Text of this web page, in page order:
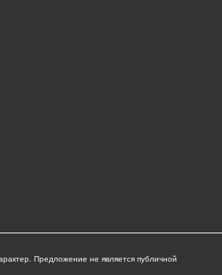
Предложение не является публичной